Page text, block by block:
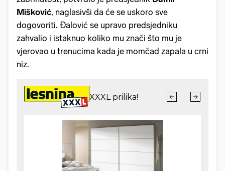
Mišković, naglasivši da će se uskoro sve
dogovoriti. Đalović se upravo predsjedniku
zahvalio i istaknuo koliko mu znači što mu je
vjerovao u trenucima kada je momčad zapala u crni
niz.